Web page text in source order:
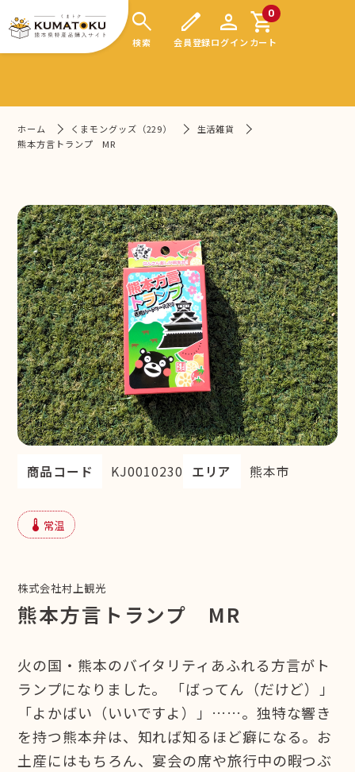
search
検索
edit
会員登録
person
ログイン
0
shopping_cart
カート
ホーム くまモングッズ（229）
生活雑貨
熊本方言トランプ MR
商品コード KJ0010230 エリア 熊本市
device_thermostat 常温
株式会社村上観光
熊本方言トランプ MR
火の国・熊本のバイタリティあふれる方言がト
ランプになりました。 「ばってん（だけど）」
「よかばい（いいですよ）」……。独特な響き
を持つ熊本弁は、知れば知るほど癖になる。お
土産にはもちろん、宴会の席や旅行中の暇つぶ